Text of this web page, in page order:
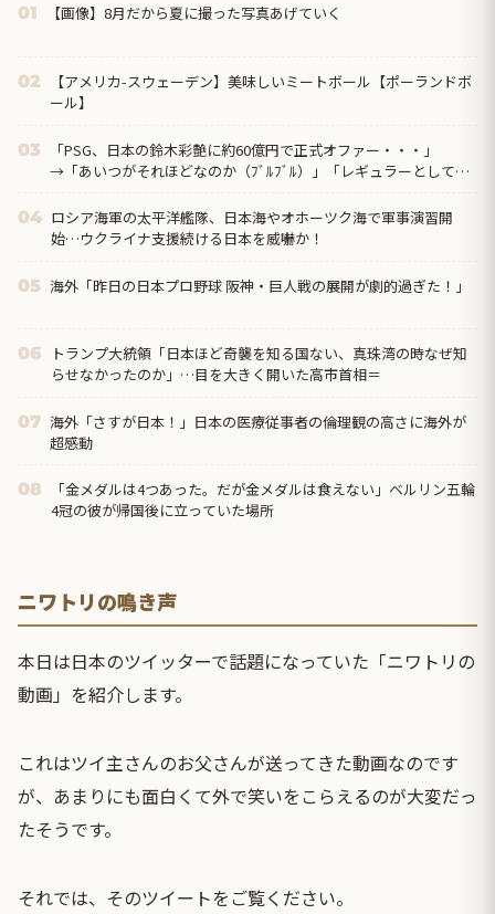
01 【画像】8月だから夏に撮った写真あげていく
02
【アメリカ-スウェーデン】美味しいミートボール【ポーランドボ
ール】
03
「PSG、日本の鈴木彩艶に約60億円で正式オファー・・・」
→「あいつがそれほどなのか（ﾌﾞﾙﾌﾞﾙ）」「レギュラーとして出
04 ロシア海軍の太平洋艦隊、日本海やオホーツク海で軍事演習開
始…ウクライナ支援続ける日本を威嚇か！
05 海外「昨日の日本プロ野球 阪神・巨人戦の展開が劇的過ぎた！」
06
トランプ大統領「日本ほど奇襲を知る国ない、真珠湾の時なぜ知
らせなかったのか」…目を大きく開いた高市首相＝
07 海外「さすが日本！」日本の医療従事者の倫理観の高さに海外が
超感動
08
「金メダルは4つあった。だが金メダルは食えない」ベルリン五輪
4冠の彼が帰国後に立っていた場所
ニワトリの鳴き声
本日は日本のツイッターで話題になっていた「ニワトリの
動画」を紹介します。
これはツイ主さんのお父さんが送ってきた動画なのです
が、あまりにも面白くて外で笑いをこらえるのが大変だっ
たそうです。
それでは、そのツイートをご覧ください。